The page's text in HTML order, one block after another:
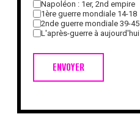
ENVOYER
Napoléon : 1er, 2nd empire
1ère guerre mondiale 14-18
2nde guerre mondiale 39-45
L'après-guerre à aujourd'hui